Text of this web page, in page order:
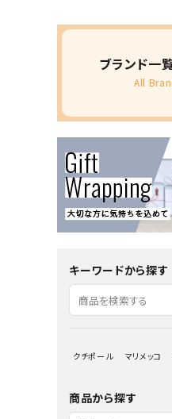
ブランド一
All
キーワードから探す
クチポール マリメッコ
商品から探す